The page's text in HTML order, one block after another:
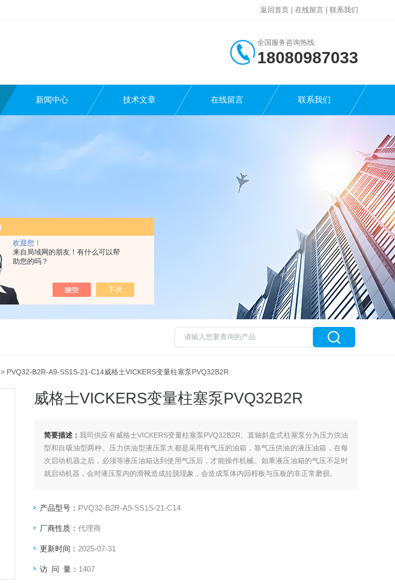
欢迎您！
来自局域网的朋友！有什么可以帮
助您的吗？
返回首页 | 在线留言 | 联系我们
全国服务咨询热线:
18080987033
新闻中心 技术文章 在线留言 联系我们
> PVQ32-B2R-A9-SS1S-21-C14威格士VICKERS变量柱塞泵PVQ32B2R
威格士VICKERS变量柱塞泵PVQ32B2R
简要描述：我司供应有威格士VICKERS变量柱塞泵PVQ32B2R。直轴斜盘式柱塞泵分为压力供油
型和自吸油型两种。压力供油型液压泵大都是采用有气压的油箱，靠气压供油的液压油箱，在每
次启动机器之后，必须等液压油箱达到使用气压后，才能操作机械。如果液压油箱的气压不足时
就启动机器，会对液压泵内的滑靴造成拉脱现象，会造成泵体内回程板与压板的非正常磨损。
产品型号： PVQ32-B2R-A9-SS1S-21-C14
厂商性质： 代理商
更新时间： 2025-07-31
访 问 量： 1407